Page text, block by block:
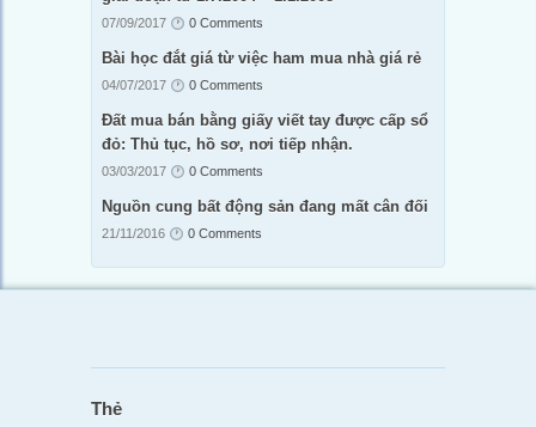
07/09/2017 0 Comments
Bài học đắt giá từ việc ham mua nhà giá rẻ
04/07/2017 0 Comments
Đất mua bán bằng giấy viết tay được cấp sổ
đỏ: Thủ tục, hồ sơ, nơi tiếp nhận.
03/03/2017 0 Comments
Nguồn cung bất động sản đang mất cân đối
21/11/2016 0 Comments
Thẻ